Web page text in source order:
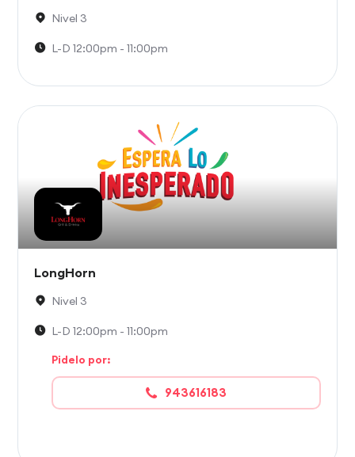
Nivel 3
L-D 12:00pm - 11:00pm
LongHorn
Nivel 3
L-D 12:00pm - 11:00pm
Pidelo por:
943616183